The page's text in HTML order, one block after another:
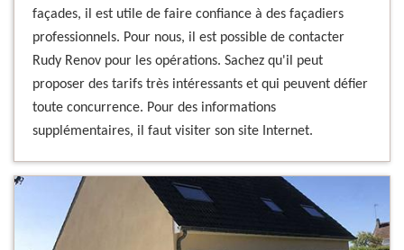
façades, il est utile de faire confiance à des façadiers
professionnels. Pour nous, il est possible de contacter
Rudy Renov pour les opérations. Sachez qu'il peut
proposer des tarifs très intéressants et qui peuvent défier
toute concurrence. Pour des informations
supplémentaires, il faut visiter son site Internet.